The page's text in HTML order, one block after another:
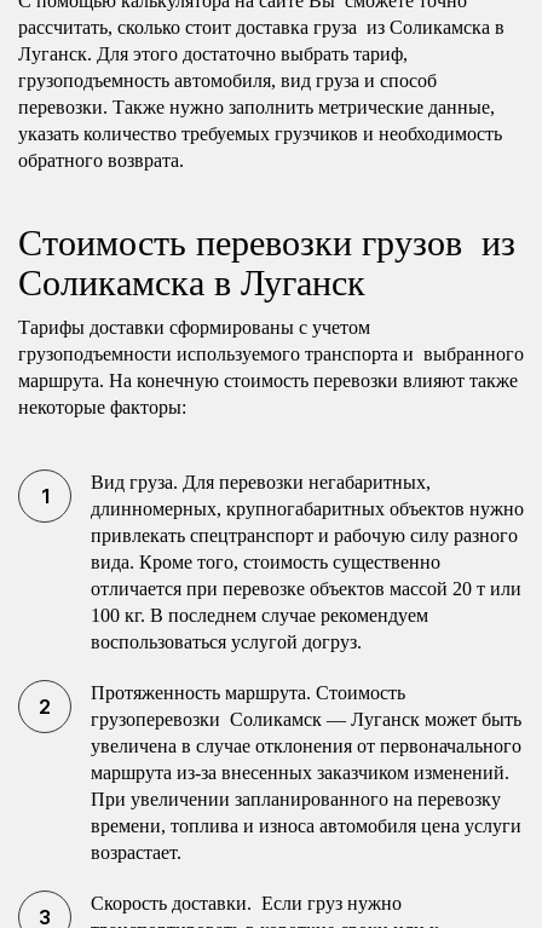
рассчитать, сколько стоит доставка груза из Соликамска в
Луганск. Для этого достаточно выбрать тариф,
грузоподъемность автомобиля, вид груза и способ
перевозки. Также нужно заполнить метрические данные,
указать количество требуемых грузчиков и необходимость
обратного возврата.
Стоимость перевозки грузов из
Соликамска в Луганск
Тарифы доставки сформированы с учетом
грузоподъемности используемого транспорта и выбранного
маршрута. На конечную стоимость перевозки влияют также
некоторые факторы:
Вид груза. Для перевозки негабаритных,
длинномерных, крупногабаритных объектов нужно
привлекать спецтранспорт и рабочую силу разного
вида. Кроме того, стоимость существенно
отличается при перевозке объектов массой 20 т или
100 кг. В последнем случае рекомендуем
воспользоваться услугой догруз.
Протяженность маршрута. Стоимость
грузоперевозки Соликамск — Луганск может быть
увеличена в случае отклонения от первоначального
маршрута из-за внесенных заказчиком изменений.
При увеличении запланированного на перевозку
времени, топлива и износа автомобиля цена услуги
возрастает.
Скорость доставки. Если груз нужно